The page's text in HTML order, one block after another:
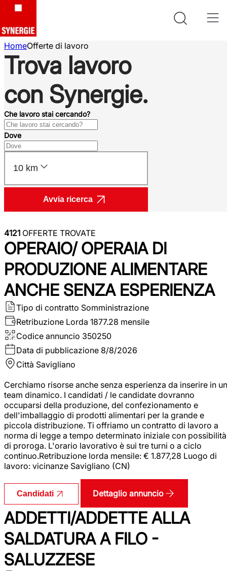
HomeOfferte di lavoro
Trova lavoro
con Synergie.
Che lavoro stai cercando?
Dove
10 km
Avvia ricerca
4121 OFFERTE TROVATE
OPERAIO/ OPERAIA DI
PRODUZIONE ALIMENTARE
ANCHE SENZA ESPERIENZA
Tipo di contratto Somministrazione
Retribuzione Lorda 1877.28 mensile
Codice annuncio 350250
Data di pubblicazione 8/8/2026
Città Savigliano
Cerchiamo risorse anche senza esperienza da inserire in un
team dinamico. I candidati / le candidate dovranno
occuparsi della produzione, del confezionamento e
dell'imballaggio di prodotti alimentari per la grande e
piccola distribuzione. Ti offriamo un contratto di lavoro a
norma di legge a tempo determinato iniziale con possibilità
di proroga. L'orario lavorativo è sui tre turni o a ciclo
continuo.Retribuzione lorda mensile: € 1.877,28 Luogo di
lavoro: vicinanze Savigliano (CN)
Candidati Dettaglio annuncio
ADDETTI/ADDETTE ALLA
SALDATURA A FILO -
SALUZZESE